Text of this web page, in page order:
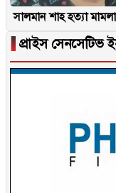
সালমান শাহ হত্যা
▐ প্রাইস সেনসেটিভ